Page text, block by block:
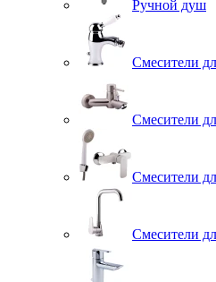
Ручной душ
Смесители
Смесители
Смесители
Смесители